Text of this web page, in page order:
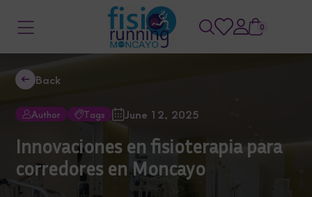
0
Back
Author Tags June 12, 2025
Innovaciones en fisioterapia para
corredores en Moncayo